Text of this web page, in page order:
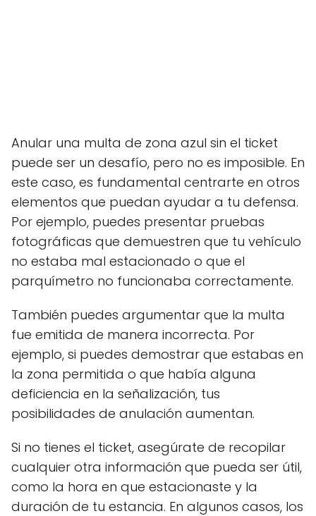
Anular una multa de zona azul sin el ticket
puede ser un desafío, pero no es imposible. En
este caso, es fundamental centrarte en otros
elementos que puedan ayudar a tu defensa.
Por ejemplo, puedes presentar pruebas
fotográficas que demuestren que tu vehículo
no estaba mal estacionado o que el
parquímetro no funcionaba correctamente.
También puedes argumentar que la multa
fue emitida de manera incorrecta. Por
ejemplo, si puedes demostrar que estabas en
la zona permitida o que había alguna
deficiencia en la señalización, tus
posibilidades de anulación aumentan.
Si no tienes el ticket, asegúrate de recopilar
cualquier otra información que pueda ser útil,
como la hora en que estacionaste y la
duración de tu estancia. En algunos casos, los